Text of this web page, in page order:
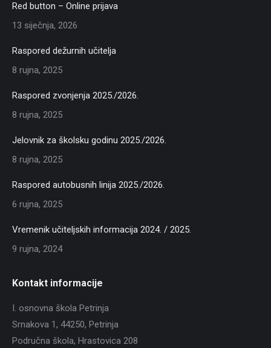
Red button – Online prijava
13 siječnja, 2026
Raspored dežurnih učitelja
8 rujna, 2025
Raspored zvonjenja 2025./2026.
8 rujna, 2025
Jelovnik za školsku godinu 2025./2026.
8 rujna, 2025
Raspored autobusnih linija 2025./2026.
6 rujna, 2025
Vremenik učiteljskih informacija 2024. / 2025.
9 rujna, 2024
Kontakt informacije
I. osnovna škola Petrinja
Srnakova 1, 44250, Petrinja
Područna škola, Hrastovica 208